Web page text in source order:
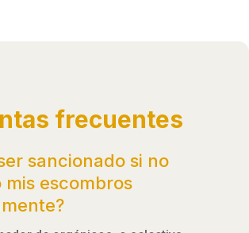
frecuentes
sancionado si no
mis escombros